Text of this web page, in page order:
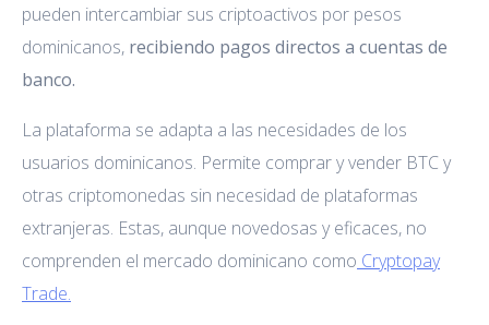
pueden intercambiar sus criptoactivos por pesos
dominicanos, recibiendo pagos directos a cuentas de
banco.
La plataforma se adapta a las necesidades de los
usuarios dominicanos. Permite comprar y vender BTC y
otras criptomonedas sin necesidad de plataformas
extranjeras. Estas, aunque novedosas y eficaces, no
comprenden el mercado dominicano como Cryptopay
Trade.